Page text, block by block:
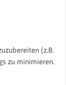
(z.B.
zu minimieren.